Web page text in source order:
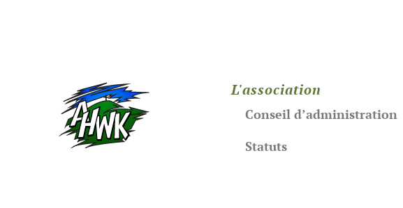
L'association
Conseil d’administration
Statuts